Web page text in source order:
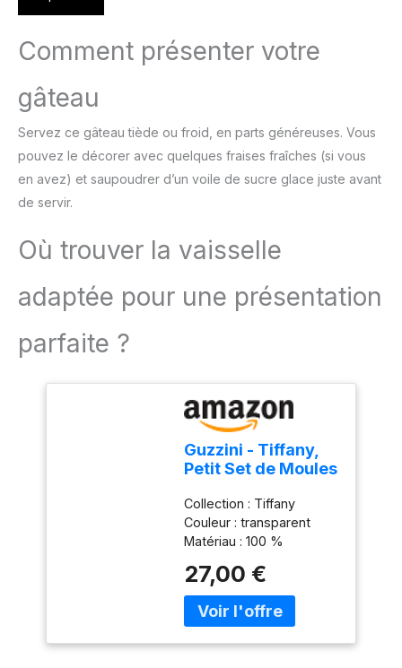
Comment présenter votre
gâteau
Servez ce gâteau tiède ou froid, en parts généreuses. Vous
pouvez le décorer avec quelques fraises fraîches (si vous
en avez) et saupoudrer d’un voile de sucre glace juste avant
de servir.
Où trouver la vaisselle
adaptée pour une présentation
parfaite ?
Guzzini - Tiffany,
Petit Set de Moules
Transparent, Ø 30
x h16 cm -
19950100
Collection : Tiffany
Couleur : transparent
Matériau : 100 %
Guzzini, fabriqué en Italie
depuis 1912 Poids du
colis: 1.02 kilograms
27,00 €